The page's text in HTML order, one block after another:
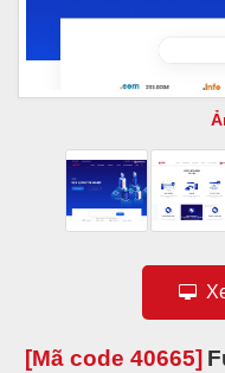
[Mã code 40665]